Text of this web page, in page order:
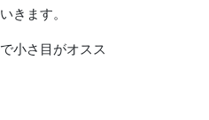
きます。
小さ目がオスス